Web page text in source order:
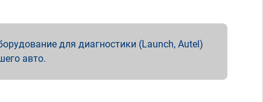
для диагностики (Launch, Autel)
авто.